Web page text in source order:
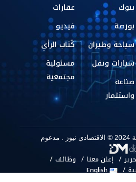
بنوك
بورصة
سياحة وطيران
سيارات ونقل
صناعة
واستثمار
عقارات
فيديو
كُتاب الرأي
مسئولية
مجتمعية
جميع الحقوق محفوظة 2024 © الاقتصادي نيوز . مدعوم
إعلن معنا
وظائف
English